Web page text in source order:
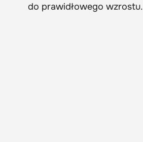
do prawidłowego wzrostu.